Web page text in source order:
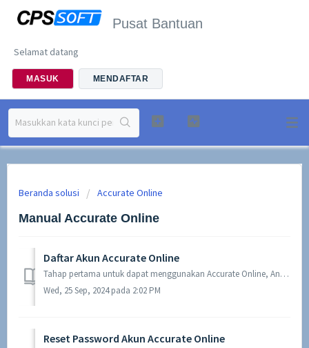
Pusat Bantuan
Selamat datang
MASUK MENDAFTAR
Beranda solusi Accurate Online
Manual Accurate Online
Daftar Akun Accurate Online
Tahap pertama untuk dapat menggunakan Accurate Online, Anda perlu melakukan registrasi akun pada Accurate Online menggunakan akun email atau nomor handphon...
Wed, 25 Sep, 2024 pada 2:02 PM
Reset Password Akun Accurate Online